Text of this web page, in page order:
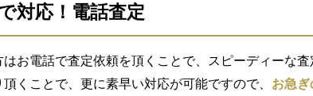
対応！電話査定
はお電話で査定依頼を頂くことで、スピーディーな
くことで、更に素早い対応が可能ですので、 お急ぎ